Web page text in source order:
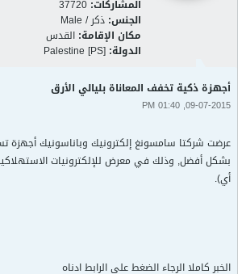
المشاركات: 37720
الجنس: ذكر / Male
مكان الإقامة: القدس
الدولة: Palestine [PS]
أجهزة ذكية تخفف المعاناة بليالي الأرق
09-07-2015, 01:40 PM
عرضت شركتا سامسونغ إلكترونيك وباناسونيك أجهزة
بشكل أفضل, وذلك في معرض للإلكترونيات
أي).
الخبر كاملا الرجاء الضغط على الرابط ادناه